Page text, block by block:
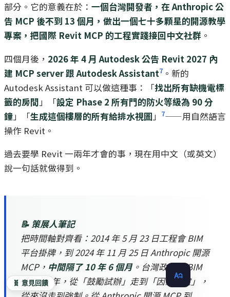
部分。它的意義在於： 一個台灣開發者，在 Anthropic 公
告 MCP 後不到 13 個月，做出一個七十多顆星的開源教學
專案，把國際 Revit MCP 的工程實踐接回中文社群 。
四個月後， 2026 年 4 月 Autodesk 公告 Revit 2027 內
建 MCP server 跟 Autodesk Assistant7 。新的
Autodesk Assistant 可以做這種事：「找出所有缺機電標
籤的房間」「設定 Phase 2 所有門的防火等級為 90 分
鐘」「生成這個樓層的所有給排水視圖」 7——用自然語言
操作 Revit。
過去要學 Revit 一兩年才會的事，現在用中文（或英文）
說一句話就做得到。
📝 策展人筆記
把時間軸對齊看：2014 年 5 月 23 日工程會 BIM
平台掛牌，到 2024 年 11 月 25 日 Anthropic 開源
MCP， 中間隔了 10 年 6 個月。台灣政府推 BIM
的這 10 年，從「鼓勵試辦」走到「因案制宜」，
🧬 意見回饋